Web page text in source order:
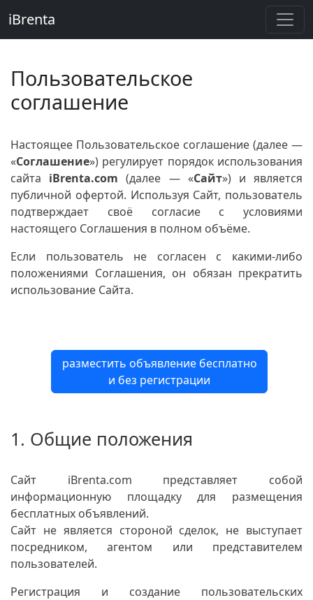
iBrenta
Пользовательское
соглашение
Настоящее Пользовательское соглашение (далее —
«Соглашение») регулирует порядок использования
сайта iBrenta.com (далее — «Сайт») и является
публичной офертой. Используя Сайт, пользователь
подтверждает своё согласие с условиями
настоящего Соглашения в полном объёме.
Если пользователь не согласен с какими-либо
положениями Соглашения, он обязан прекратить
использование Сайта.
разместить объявление бесплатно
и без регистрации
1. Общие положения
Сайт iBrenta.com представляет собой
информационную площадку для размещения
бесплатных объявлений.
Сайт не является стороной сделок, не выступает
посредником, агентом или представителем
пользователей.
Регистрация и создание пользовательских